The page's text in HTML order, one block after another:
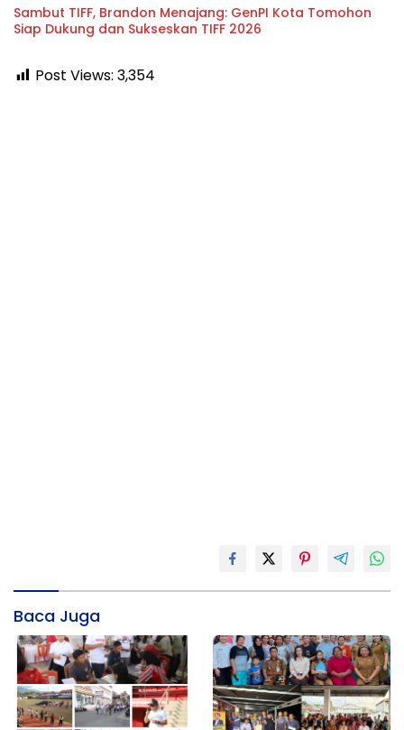
Sambut TIFF, Brandon Menajang: ​GenPI Kota Tomohon
Siap Dukung dan Sukseskan TIFF 2026
Post Views: 3,354
Baca Juga